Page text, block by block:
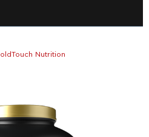
Nutrition